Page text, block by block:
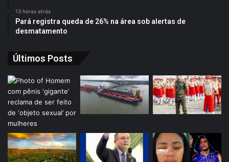
13 horas atrás
Pará registra queda de 26% na área sob alertas de
desmatamento
Últimos Posts